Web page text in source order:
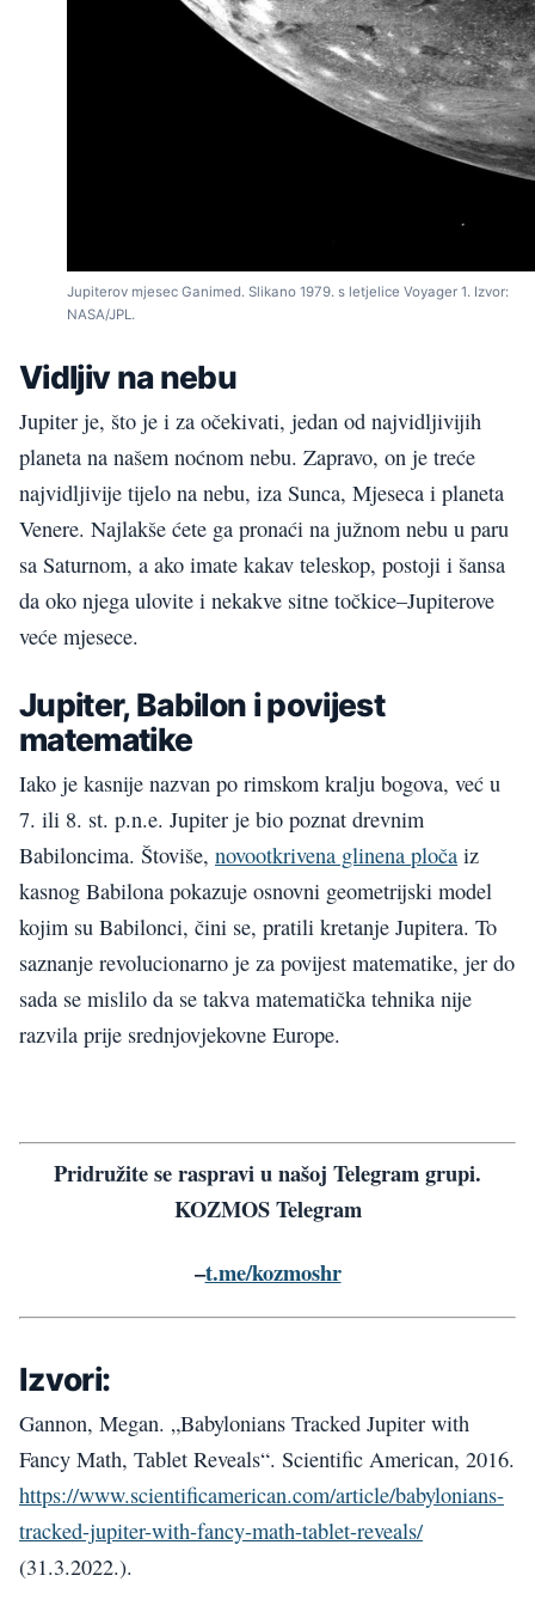
Jupiterov mjesec Ganimed. Slikano 1979. s letjelice Voyager 1. Izvor:
NASA/JPL.
Vidljiv na nebu
Jupiter je, što je i za očekivati, jedan od najvidljivijih
planeta na našem noćnom nebu. Zapravo, on je treće
najvidljivije tijelo na nebu, iza Sunca, Mjeseca i planeta
Venere. Najlakše ćete ga pronaći na južnom nebu u paru
sa Saturnom, a ako imate kakav teleskop, postoji i šansa
da oko njega ulovite i nekakve sitne točkice–Jupiterove
veće mjesece.
Jupiter, Babilon i povijest
matematike
Iako je kasnije nazvan po rimskom kralju bogova, već u
7. ili 8. st. p.n.e. Jupiter je bio poznat drevnim
Babiloncima. Štoviše, novootkrivena glinena ploča iz
kasnog Babilona pokazuje osnovni geometrijski model
kojim su Babilonci, čini se, pratili kretanje Jupitera. To
saznanje revolucionarno je za povijest matematike, jer do
sada se mislilo da se takva matematička tehnika nije
razvila prije srednjovjekovne Europe.
Pridružite se raspravi u našoj Telegram grupi.
KOZMOS Telegram
–t.me/kozmoshr
Izvori:
Gannon, Megan. „Babylonians Tracked Jupiter with
Fancy Math, Tablet Reveals“. Scientific American, 2016.
https://www.scientificamerican.com/article/babylonians-
tracked-jupiter-with-fancy-math-tablet-reveals/
(31.3.2022.).